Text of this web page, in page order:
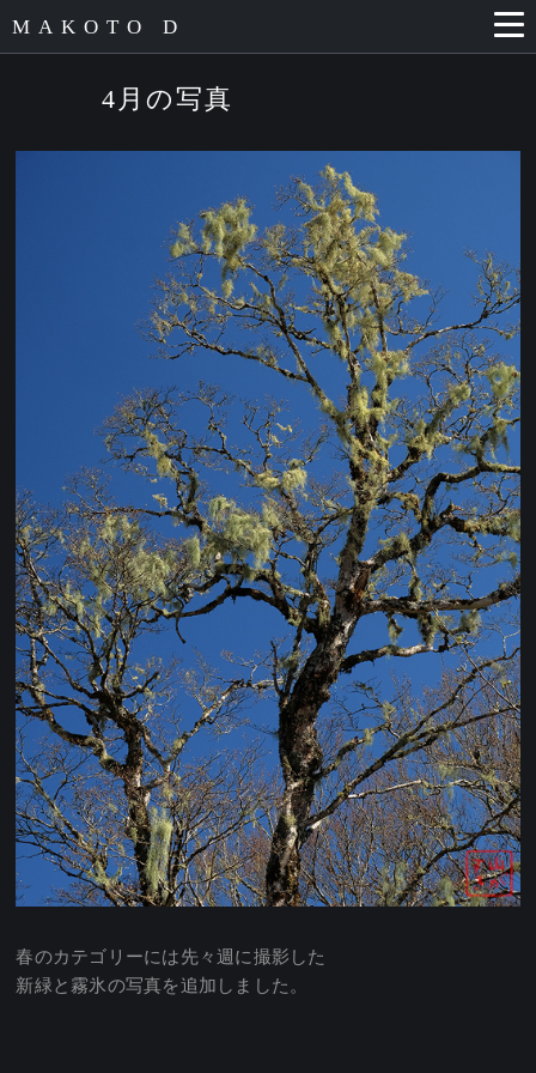
MAKOTO D
4月の写真
春のカテゴリーには先々週に撮影した
新緑と霧氷の写真を追加しました。